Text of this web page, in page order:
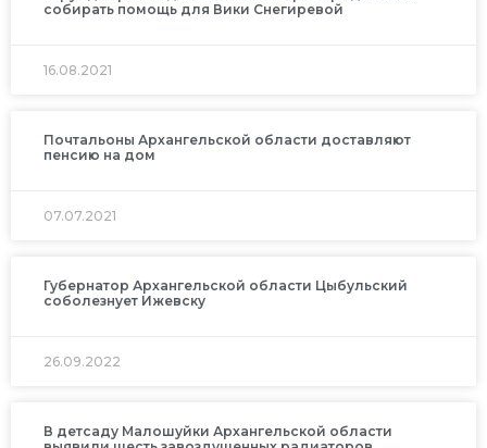
собирать помощь для Вики Снегиревой
16.08.2021
Почтальоны Архангельской области доставляют
пенсию на дом
07.07.2021
Губернатор Архангельской области Цыбульский
соболезнует Ижевску
26.09.2022
В детсаду Малошуйки Архангельской области